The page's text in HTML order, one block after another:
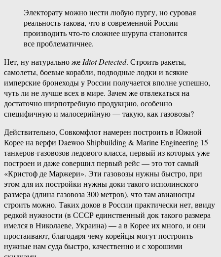
Электорату можно нести любую пургу, но суровая
реальность такова, что в современной России
производить что-то сложнее шурупа становится
все проблематичнее.
Нет, ну натурально жеIdiot Detected. Строить ракеты,
самолеты, боевые корабли, подводные лодки и всякие
имперские бронеходы у России получается вполне успешно,
чуть ли не лучше всех в мире. Зачем же отвлекаться на
достаточно ширпотребную продукцию, особенно
специфичную и малосерийную — такую, как газовозы?
Действительно, Совкомфлот намерен построить в Южной
Корее на верфи Daewoo Shipbuilding & Marine Engineering 15
танкеров-газовозов ледового класса, первый из которых уже
построен и даже совершил первый рейс — это тот самый
«Кристоф де Маржери». Эти газовозы нужны быстро, при
этом для их постройки нужны доки такого исполинского
размера (длина газовоза 300 метров), что там авианосцы
строить можно. Таких доков в России практически нет, ввиду
редкой нужности (в СССР единственный док такого размера
имелся в Николаеве, Украина) — а в Корее их много, и они
простаивают, благодаря чему корейцы могут построить
нужные нам суда быстро, качественно и с хорошими